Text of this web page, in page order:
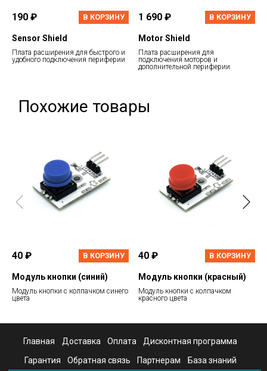
190 ₽ В КОРЗИНУ
Sensor Shield
Плата расширения для быстрого и
удобного подключения периферии
1 690 ₽ В КОРЗИНУ
Motor Shield
Плата расширения для
подключения моторов и
дополнительной периферии
Похожие товары
40 ₽ В КОРЗИНУ
Модуль кнопки (синий)
Модуль кнопки с колпачком синего
цвета
40 ₽ В КОРЗИНУ
Модуль кнопки (красный)
Модуль кнопки с колпачком
красного цвета
Главная Доставка Оплата Дисконтная программа
Гарантия Обратная связь Партнерам База знаний